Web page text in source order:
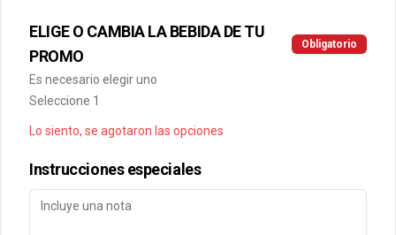
Política de privacidad
Redes sociales
Facebook
Mi cuenta
ELIGE O CAMBIA LA BEBIDA DE TU
PROMO
Obligatorio
Es necesario elegir uno
Seleccione 1
Lo siento, se agotaron las opciones
Instrucciones especiales